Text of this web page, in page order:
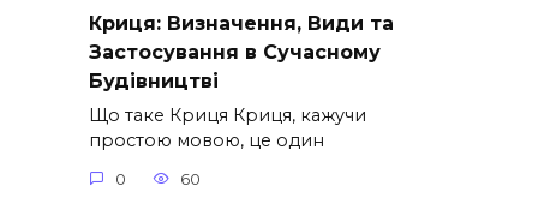
Криця: Визначення, Види та
Застосування в Сучасному
Будівництві
Що таке Криця Криця, кажучи
простою мовою, це один
0 60